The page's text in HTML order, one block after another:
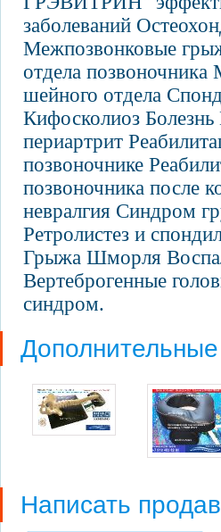
заболеваний
Межпозвонковые
отдела
шейного отдела
Кифосколиоз
периартрит
позвоночнике
позвоночника после
невралгия Синдром
Ретролистез и
Грыжа Шморля
Вертеброгенные
синдром.
Написать